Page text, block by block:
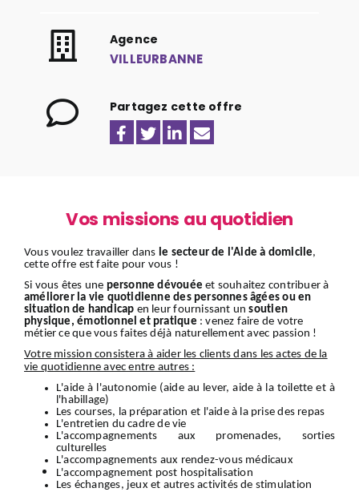
Agence
VILLEURBANNE
Partagez cette offre
Vos missions au quotidien
Vous voulez travailler dans le secteur de l'Aide à domicile,
cette offre est faite pour vous !
Si vous êtes une personne dévouée et souhaitez contribuer à
améliorer la vie quotidienne des personnes âgées ou en
situation de handicap en leur fournissant unsoutien
physique, émotionnel et pratique : venez faire de votre
métier ce que vous faites déjà naturellement avec passion !
Votre mission consistera à aider les clients dans les actes de la
vie quotidienne avec entre autres :
L'aide à l'autonomie (aide au lever, aide à la toilette et à
l'habillage)
Les courses, la préparation et l'aide à la prise des repas
L'entretien du cadre de vie
L'accompagnements aux promenades, sorties
culturelles
L'accompagnements aux rendez-vous médicaux
L'accompagnement post hospitalisation
Les échanges, jeux et autres activités de stimulation